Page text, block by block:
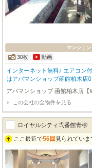
マンション
30枚 動画
インターネット無料♪ エアコ
はアパマンショップ函館柏木
アパマンショップ 函館柏木店【
この会社の全物件を見る
ロイヤルシティ弐番館青柳
ここ最近で56回 見られていま